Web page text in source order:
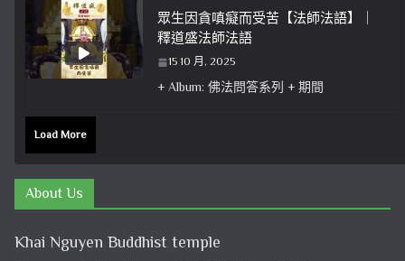
眾生因貪嗔癡而受苦【法師法語】｜
釋道盛法師法語
15 10 月, 2025
+ Album: 佛法問答系列 + 期間
Load More
About Us
Khai Nguyen Buddhist temple